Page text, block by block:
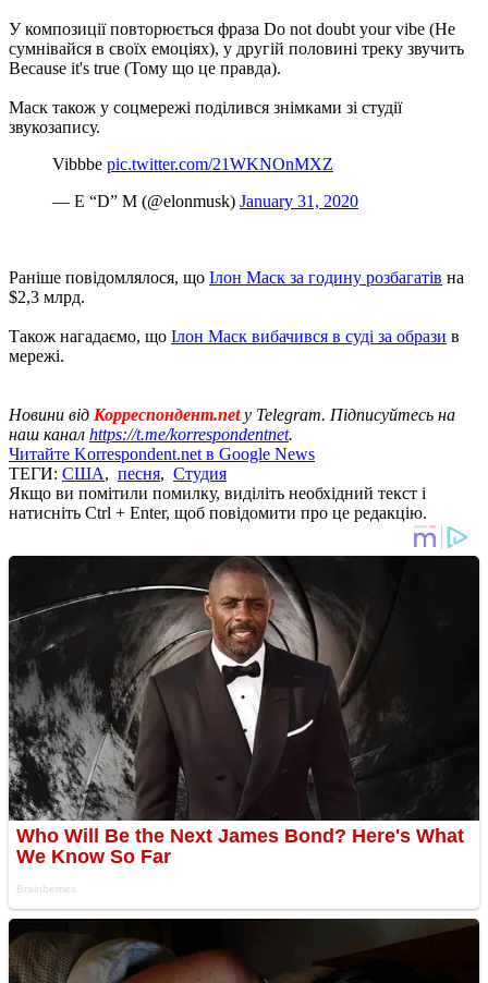
У композиції повторюється фраза Do not doubt your vibe (Не
сумнівайся в своїх емоціях), у другій половині треку звучить
Because it's true (Тому що це правда).
Маск також у соцмережі поділився знімками зі студії
звукозапису.
Vibbbe pic.twitter.com/21WKNOnMXZ
— E “D” M (@elonmusk) January 31, 2020
Раніше повідомлялося, що Ілон Маск за годину розбагатів на
$2,3 млрд.
Також нагадаємо, що Ілон Маск вибачився в суді за образи в
мережі.
Новини від Корреспондент.net у Telegram. Підписуйтесь на
наш канал https://t.me/korrespondentnet.
Читайте Korrespondent.net в Google News
ТЕГИ: США, песня, Студия
Якщо ви помітили помилку, виділіть необхідний текст і
натисніть Ctrl + Enter, щоб повідомити про це редакцію.